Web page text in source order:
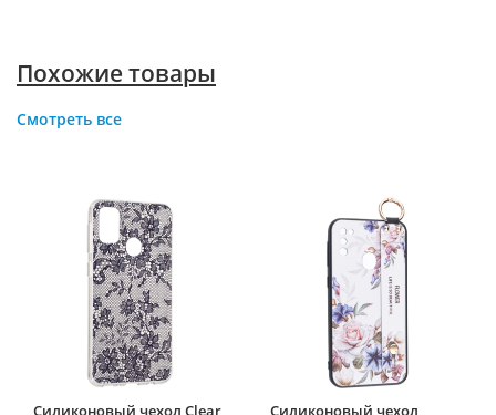
Похожие товары
Смотреть все
Силиконовый чехол Clear Силиконовый чехол